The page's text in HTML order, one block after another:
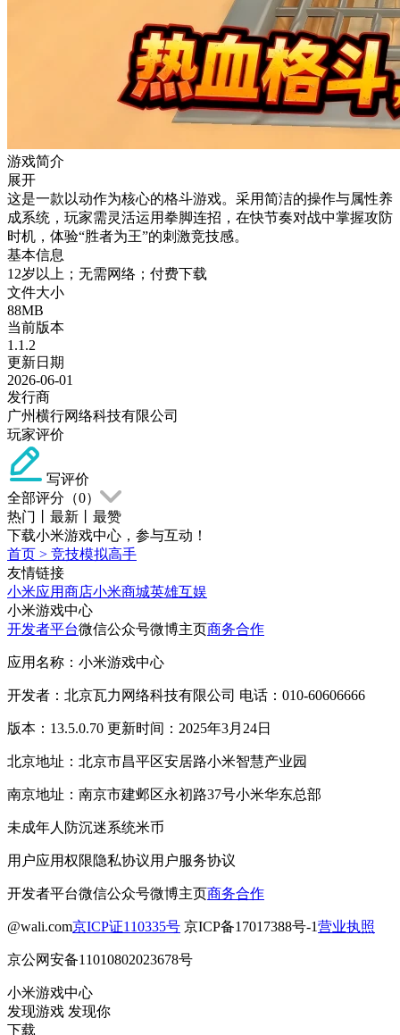
游戏简介
展开
这是一款以动作为核心的格斗游戏。采用简洁的操作与属性养
成系统，玩家需灵活运用拳脚连招，在快节奏对战中掌握攻防
时机，体验“胜者为王”的刺激竞技感。
基本信息
12岁以上；无需网络；付费下载
文件大小
88MB
当前版本
1.1.2
更新日期
2026-06-01
发行商
广州横行网络科技有限公司
玩家评价
写评价
全部评分（0）
热门
最新
最赞
下载小米游戏中心，参与互动！
首页 > 竞技模拟高手
友情链接
小米应用商店小米商城英雄互娱
小米游戏中心
开发者平台微信公众号微博主页商务合作
应用名称：小米游戏中心
开发者：北京瓦力网络科技有限公司 电话：010-60606666
版本：13.5.0.70 更新时间：2025年3月24日
北京地址：北京市昌平区安居路小米智慧产业园
南京地址：南京市建邺区永初路37号小米华东总部
未成年人防沉迷系统米币
用户应用权限隐私协议用户服务协议
开发者平台微信公众号微博主页商务合作
@wali.com京ICP证110335号 京ICP备17017388号-1营业执照
京公网安备11010802023678号
小米游戏中心
发现游戏 发现你
下载